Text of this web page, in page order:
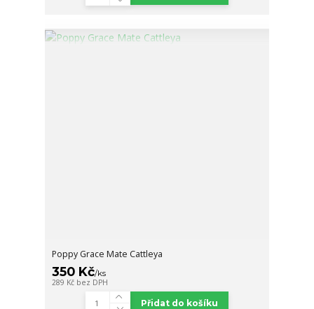
Poppy Grace Mate Cattleya
350 Kč/ks
289 Kč bez DPH
Přidat do košíku